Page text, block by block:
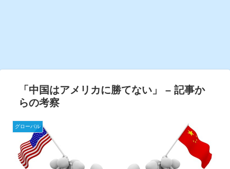
「中国はアメリカに勝てない」 – 記事か
らの考察
グローバル